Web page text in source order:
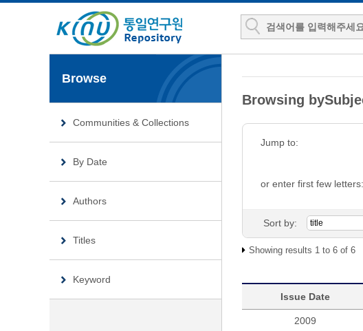
Browse
Communities & Collections
By Date
Authors
Titles
Keyword
Browsing
Jump to:
or enter first few letters:
Sort by:
Showing results 1 to 6 of 6
Issue Date
2009